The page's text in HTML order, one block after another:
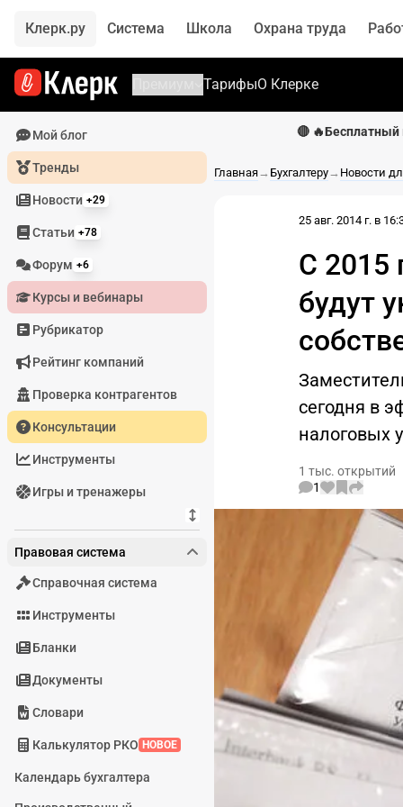
Клерк.ру Система Школа Охрана труда
ТарифыО Клерке
Мой блог
Тренды
Новости +29
Статьи +78
Форум +6
Курсы и вебинары
Рубрикатор
Рейтинг компаний
Проверка контрагентов
Консультации
Инструменты
Игры и тренажеры
Правовая система
Справочная система
Инструменты
Бланки
Документы
Словари
Калькулятор РКО НОВОЕ
Календарь бухгалтера
🔴 🔥Бесплатный
Главная→ Бухгалтеру→ Новости
25 авг. 2014 г. в
С 2015
будут
сегодня в
налоговых
1 тыс. открытий
1